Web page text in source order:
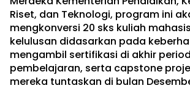
Riset, dan Teknologi, program ini
mengkonversi 20 sks kuliah
kelulusan didasarkan pada
mengambil sertifikasi di akhir
pembelajaran, serta capstone
mereka tuntaskan di bulan